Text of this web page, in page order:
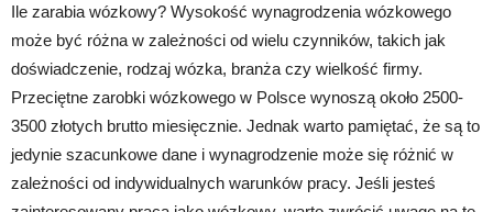
Ile zarabia wózkowy? Wysokość wynagrodzenia wózkowego
może być różna w zależności od wielu czynników, takich jak
doświadczenie, rodzaj wózka, branża czy wielkość firmy.
Przeciętne zarobki wózkowego w Polsce wynoszą około 2500-
3500 złotych brutto miesięcznie. Jednak warto pamiętać, że są to
jedynie szacunkowe dane i wynagrodzenie może się różnić w
zależności od indywidualnych warunków pracy. Jeśli jesteś